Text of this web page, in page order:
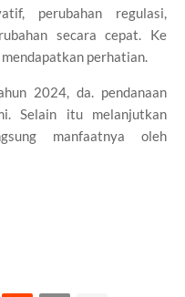
perubahan regulasi,
secara cepat. Ke
perhatian.
2024, da. pendanaan
Selain itu melanjutkan
manfaatnya oleh